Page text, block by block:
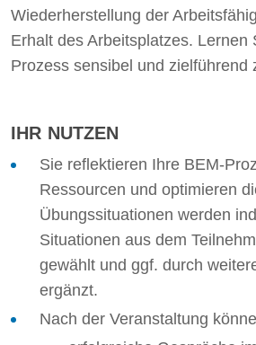
Wiederherstellung der
Erhalt des Arbeitsplatzes. Lernen
Prozess sensibel und zielführend
IHR NUTZEN
Sie reflektieren Ihre BEM-
Ressourcen und optimieren
Übungssituationen werden
Situationen aus dem
gewählt und ggf. durch
ergänzt.
Nach der Veranstaltung